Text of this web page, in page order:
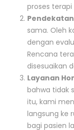
proses
sama. Oleh
dengan
Rencana
disesuaikan
Layanan
bahwa tidak
itu, kami
langsung ke
bagi pasien